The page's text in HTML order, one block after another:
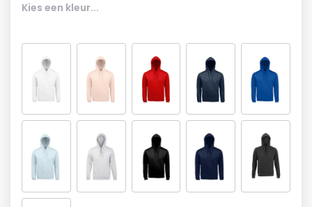
Kies een kleur...